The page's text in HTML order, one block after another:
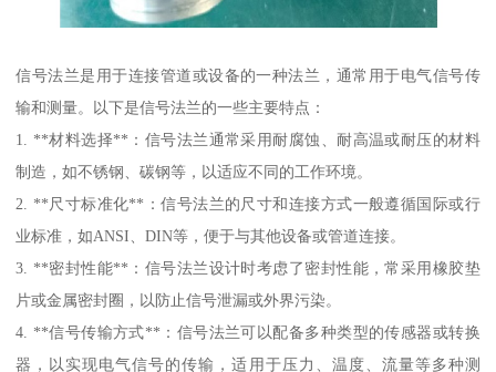
信号法兰是用于连接管道或设备的一种法兰，通常用于电气信号传
输和测量。以下是信号法兰的一些主要特点：
1. **材料选择**：信号法兰通常采用耐腐蚀、耐高温或耐压的材料
制造，如不锈钢、碳钢等，以适应不同的工作环境。
2. **尺寸标准化**：信号法兰的尺寸和连接方式一般遵循国际或行
业标准，如ANSI、DIN等，便于与其他设备或管道连接。
3. **密封性能**：信号法兰设计时考虑了密封性能，常采用橡胶垫
片或金属密封圈，以防止信号泄漏或外界污染。
4. **信号传输方式**：信号法兰可以配备多种类型的传感器或转换
器，以实现电气信号的传输，适用于压力、温度、流量等多种测